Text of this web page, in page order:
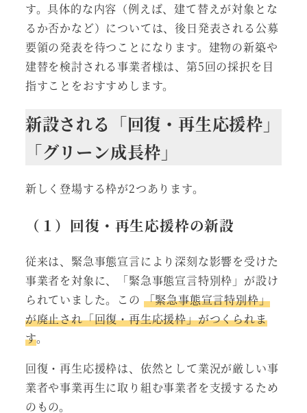
す。具体的な内容（例えば、建て替えが対象とな
るか否かなど）については、後日発表される公募
要領の発表を待つことになります。建物の新築や
建替を検討される事業者様は、第5回の採択を目
指すことをおすすめします。
新設される「回復・再生応援枠」
「グリーン成長枠」
新しく登場する枠が2つあります。
（１）回復・再生応援枠の新設
従来は、緊急事態宣言により深刻な影響を受けた
事業者を対象に、「緊急事態宣言特別枠」が設け
られていました。この 「緊急事態宣言特別枠」
が廃止され「回復・再生応援枠」がつくられま
す。
回復・再生応援枠は、依然として業況が厳しい事
業者や事業再生に取り組む事業者を支援するため
のもの。